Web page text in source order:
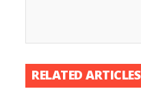
RELATED ARTICLES